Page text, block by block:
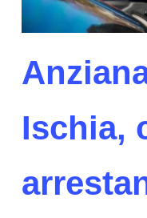
Ischia,